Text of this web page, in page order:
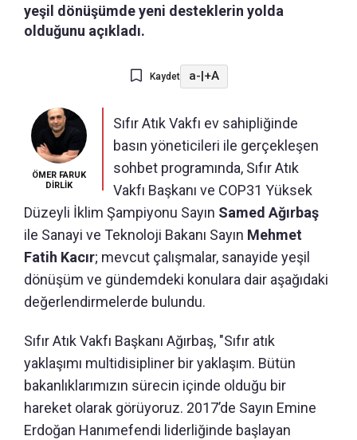
yeşil dönüşümde yeni desteklerin yolda
olduğunu açıkladı.
Kaydet a-|+A
ÖMER FARUK
DİRLİK
Sıfır Atık Vakfı ev sahipliğinde
basın yöneticileri ile gerçekleşen
sohbet programında, Sıfır Atık
Vakfı Başkanı ve COP31 Yüksek
Düzeyli İklim Şampiyonu Sayın Samed Ağırbaş
ile Sanayi ve Teknoloji Bakanı Sayın Mehmet
Fatih Kacır; mevcut çalışmalar, sanayide yeşil
dönüşüm ve gündemdeki konulara dair aşağıdaki
değerlendirmelerde bulundu.
Sıfır Atık Vakfı Başkanı Ağırbaş, "Sıfır atık
yaklaşımı multidisipliner bir yaklaşım. Bütün
bakanlıklarımızın sürecin içinde olduğu bir
hareket olarak görüyoruz. 2017’de Sayın Emine
Erdoğan Hanımefendi liderliğinde başlayan